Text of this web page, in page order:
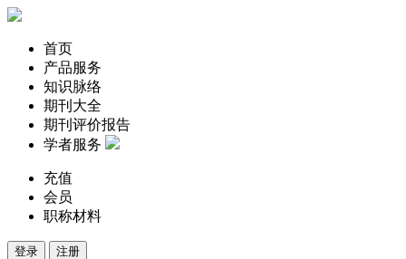
首页
产品服务
知识脉络
期刊大全
期刊评价报告
学者服务
充值
会员
职称材料
登录 注册